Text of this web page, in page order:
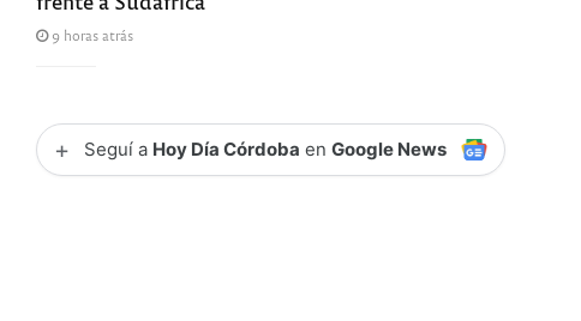
9 horas atrás
+ Seguí a Hoy Día Córdoba enGoogle News